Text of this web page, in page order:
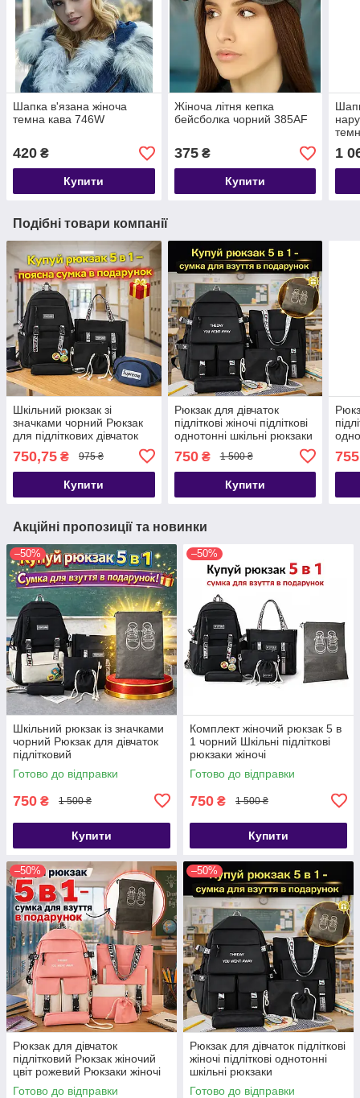
Шапка в'язана жіноча
темна кава 746W
420 ₴
Купити
Жіноча літня кепка
бейсболка чорний 385AF
375₴
Купити
1
Подібні товари компанії
Шкільний рюкзак зі
значками чорний Рюкзак
для підліткових дівчаток
750,75 ₴ 975 ₴
Купити
Рюкзак для дівчаток
підліткові жіночі підліткові
однотонні шкільні рюкзаки
750₴ 1 500 ₴
Купити
755
Акційні пропозиції та новинки
–50%
Шкільний рюкзак із значками
чорний Рюкзак для дівчаток
підлітковий
Готово до відправки
750 ₴ 1 500 ₴
Купити
–50%
Комплект жіночий рюкзак 5 в
1 чорний Шкільні підліткові
рюкзаки жіночі
Готово до відправки
750 ₴ 1 500 ₴
Купити
–50%
Рюкзак для дівчаток
підлітковий Рюкзак жіночий
цвіт рожевий Рюкзаки жіночі
шкільні
Готово до відправки
–50%
Рюкзак для дівчаток підліткові
жіночі підліткові однотонні
шкільні рюкзаки
Готово до відправки